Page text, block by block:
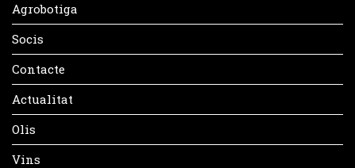
Agrobotiga
Socis
Contacte
Actualitat
Olis
Vins